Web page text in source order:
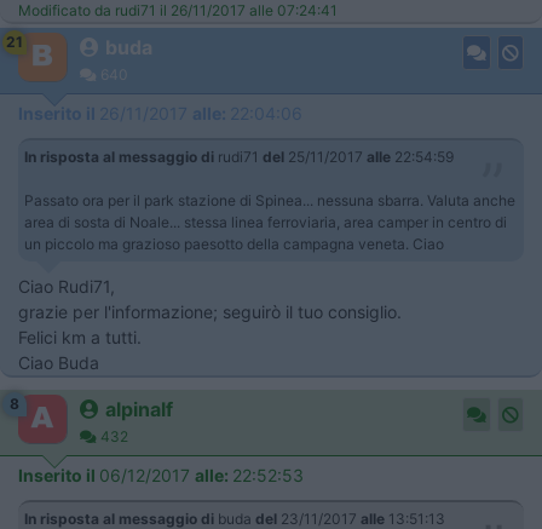
Modificato da rudi71 il 26/11/2017 alle 07:24:41
21
buda
640
Inserito il 26/11/2017 alle: 22:04:06
In risposta al messaggio di rudi71 del 25/11/2017 alle 22:54:59
Passato ora per il park stazione di Spinea... nessuna sbarra. Valuta anche
area di sosta di Noale... stessa linea ferroviaria, area camper in centro di
un piccolo ma grazioso paesotto della campagna veneta. Ciao
Ciao Rudi71,
grazie per l'informazione; seguirò il tuo consiglio.
Felici km a tutti.
Ciao Buda
8 alpinalf
432
Inserito il 06/12/2017 alle: 22:52:53
In risposta al messaggio di buda del 23/11/2017 alle 13:51:13